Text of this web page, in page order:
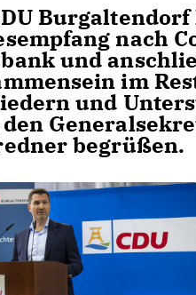
nach
und
im
und
begrüßen.